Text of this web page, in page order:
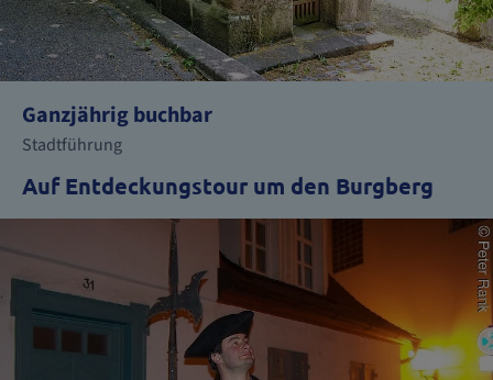
Ganzjährig buchbar
Stadtführung
Auf Entdeckungstour um den Burgberg